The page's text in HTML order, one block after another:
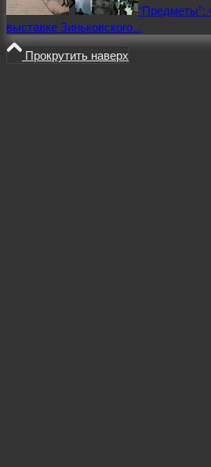
“Предметы”:
выставке Зиньковского...
Прокрутить наверх